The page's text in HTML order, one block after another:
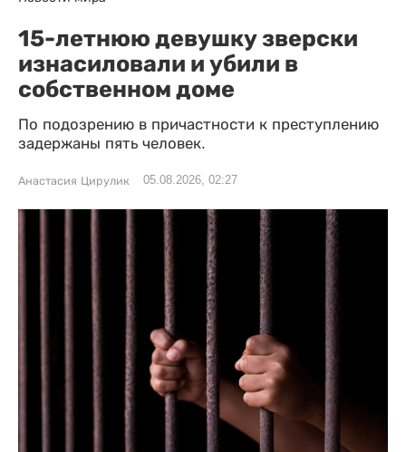
15-летнюю девушку зверски
изнасиловали и убили в
собственном доме
По подозрению в причастности к преступлению
задержаны пять человек.
Анастасия Цирулик 05.08.2026, 02:27